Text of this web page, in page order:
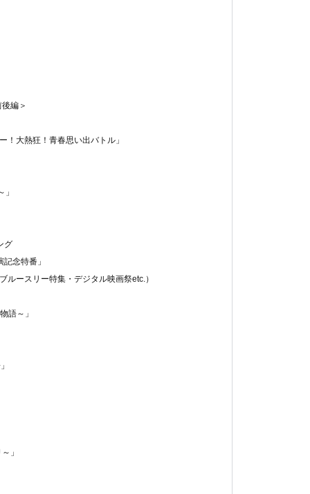
編＞
大熱狂！青春思い出バトル」
グ
念特番」
ースリー特集・デジタル映画祭etc.）
語～」
」